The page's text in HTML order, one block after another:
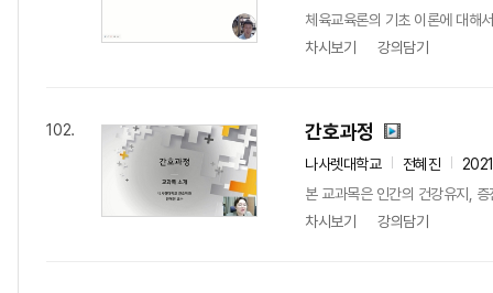
체육교육론의 기초 이론에 대해
차시보기
강의담기
102. 간호과정
나사렛대학교 전혜진
본 교과목은 인간의 건강유지,
차시보기
강의담기